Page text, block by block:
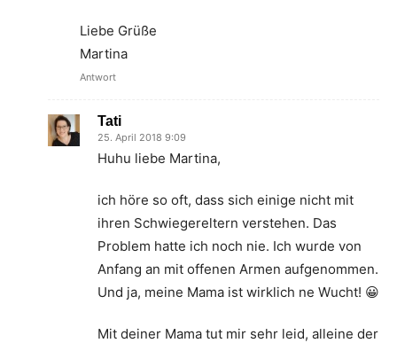
Liebe Grüße
Martina
Antwort
Tati
25. April 2018 9:09
Huhu liebe Martina,
ich höre so oft, dass sich einige nicht mit
ihren Schwiegereltern verstehen. Das
Problem hatte ich noch nie. Ich wurde von
Anfang an mit offenen Armen aufgenommen.
Und ja, meine Mama ist wirklich ne Wucht! 😀
Mit deiner Mama tut mir sehr leid, alleine der